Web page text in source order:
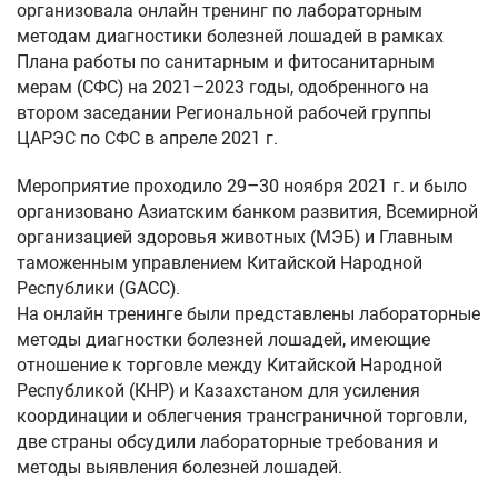
организовала онлайн тренинг по лабораторным
методам диагностики болезней лошадей в рамках
Плана работы по санитарным и фитосанитарным
мерам (СФС) на 2021–2023 годы, одобренного на
втором заседании Региональной рабочей группы
ЦАРЭС по СФС в апреле 2021 г.
Мероприятие проходило 29–30 ноября 2021 г. и было
организовано Азиатским банком развития, Всемирной
организацией здоровья животных (МЭБ) и Главным
таможенным управлением Китайской Народной
Республики (GACC).
На онлайн тренинге были представлены лабораторные
методы диагностки болезней лошадей, имеющие
отношение к торговле между Китайской Народной
Республикой (КНР) и Казахстаном для усиления
координации и облегчения трансграничной торговли,
две страны обсудили лабораторные требования и
методы выявления болезней лошадей.